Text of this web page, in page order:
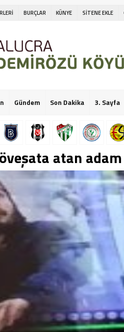
BURÇLAR KÜNYE SİTENE EKLE
Gündem Son Dakika 3. Sayfa
atan